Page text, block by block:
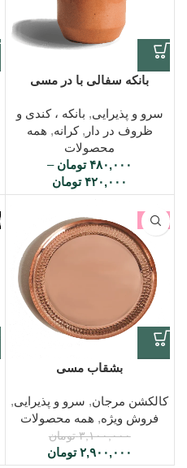
بانکه سفالی با در مسی
سرو و پذیرایی, بانکه ، کندی و
ظروف در دار ,کرانه, همه
محصولات
۴۸۰,۰۰۰ تومان –
۴۲۰,۰۰۰ تومان
-6%
بشقاب مسی
کالکشن مرجان, سرو و پذیرایی,
فروش ویژه, همه محصولات
۳,۱۰۰,۰۰۰ تومان
۲,۹۰۰,۰۰۰ تومان